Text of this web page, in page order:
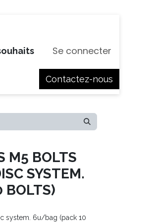
Se connecter
Contactez-nous
M5 BOLTS
SYSTEM.
system. 6u/bag (pack 10